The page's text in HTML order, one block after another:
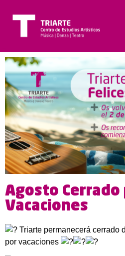
Agosto Cerrado
Vacaciones
Triarte permanecerá cerrado
por vacaciones